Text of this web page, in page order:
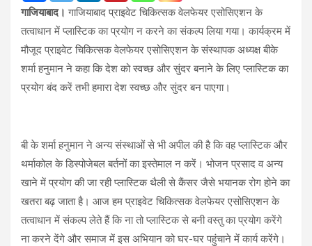
गाजियाबाद।गाजियाबाद प्राइवेट चिकित्सक वेलफेयर एसोसिएशन के
तत्वाधान में प्लास्टिक का प्रयोग न करने का संकल्प लिया गया। कार्यक्रम में
मौजूद प्राइवेट चिकित्सक वेलफेयर एसोसिएशन के संस्थापक अध्यक्ष बीके
शर्मा हनुमान ने कहा कि देश को स्वच्छ और सुंदर बनाने के लिए प्लास्टिक का
प्रयोग बंद करें तभी हमारा देश स्वच्छ और सुंदर बन पाएगा।
बी के शर्मा हनुमान ने अन्य संस्थाओं से भी अपील की है कि वह प्लास्टिक और
थर्माकोल के डिस्पोजेबल बर्तनों का इस्तेमाल न करें। भोजन प्रसाद व अन्य
खाने में प्रयोग की जा रही प्लास्टिक थैली से कैंसर जैसे भयानक रोग होने का
खतरा बढ़ जाता है। आज हम प्राइवेट चिकित्सक वेलफेयर एसोसिएशन के
तत्वाधान में संकल्प लेते हैं कि ना तो प्लास्टिक से बनी वस्तु का प्रयोग करेंगे
ना करने देंगे और समाज में इस अभियान को घर-घर पहुंचाने में कार्य करेंगे।